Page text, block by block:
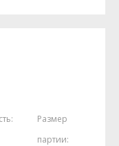
1 шт
Размер
партии: